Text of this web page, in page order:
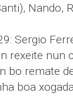
Nando,
Sergio
rexeite nun
bo remate
boa